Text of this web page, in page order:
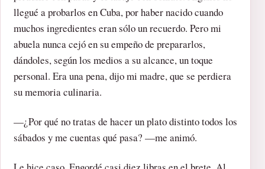
llegué a probarlos en Cuba, por haber nacido cuando
muchos ingredientes eran sólo un recuerdo. Pero mi
abuela nunca cejó en su empeño de prepararlos,
dándoles, según los medios a su alcance, un toque
personal. Era una pena, dijo mi madre, que se perdiera
su memoria culinaria.
—¿Por qué no tratas de hacer un plato distinto todos los
sábados y me cuentas qué pasa? —me animó.